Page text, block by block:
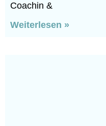
Coachin &
Weiterlesen »